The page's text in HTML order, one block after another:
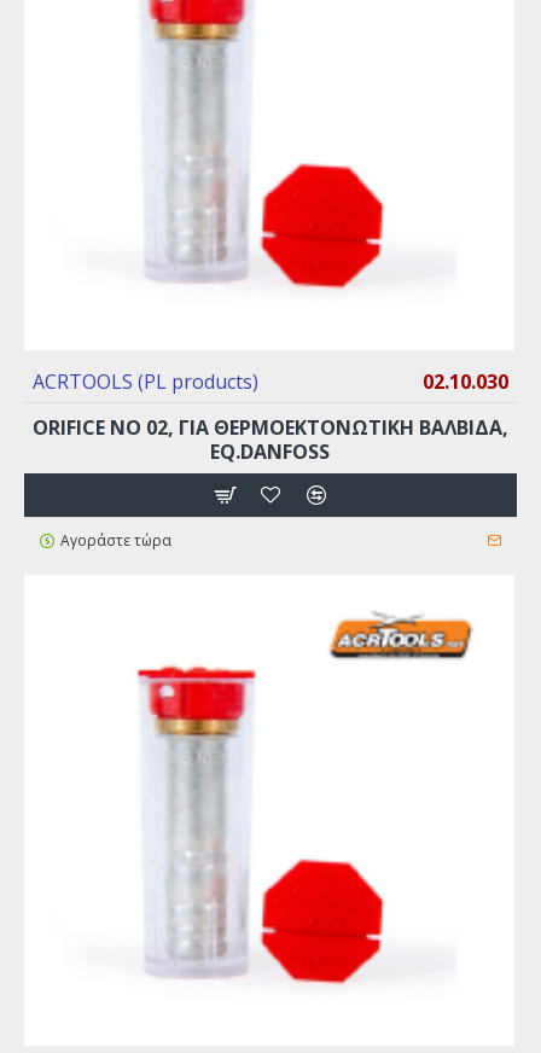
ACRTOOLS (PL products)
02.10.030
ORIFICE ΝO 02, ΓΙΑ ΘΕΡΜΟΕΚΤΟΝΩΤΙΚΉ ΒΑΛΒΊΔΑ,
EQ.DANFOSS
Αγοράστε τώρα